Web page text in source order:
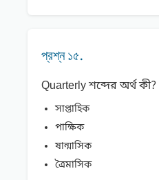
প্রশ্ন ১৫.
Quarterly শব্দের অর্থ কী?
সাপ্তাহিক
পাক্ষিক
ষান্মাসিক
ত্রৈমাসিক